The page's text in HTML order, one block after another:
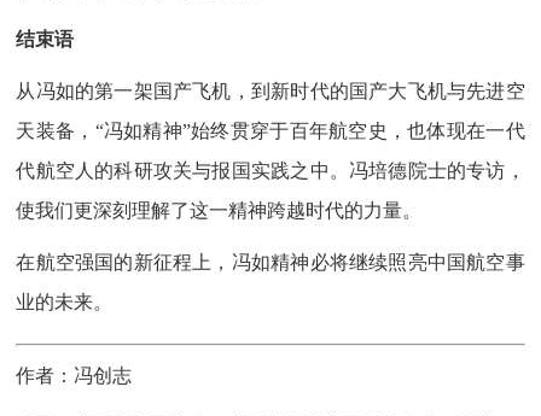
结束语
从冯如的第一架国产飞机，到新时代的国产大飞机与先进空
天装备，“冯如精神”始终贯穿于百年航空史，也体现在一代
代航空人的科研攻关与报国实践之中。冯培德院士的专访，
使我们更深刻理解了这一精神跨越时代的力量。
在航空强国的新征程上，冯如精神必将继续照亮中国航空事
业的未来。
作者：冯创志